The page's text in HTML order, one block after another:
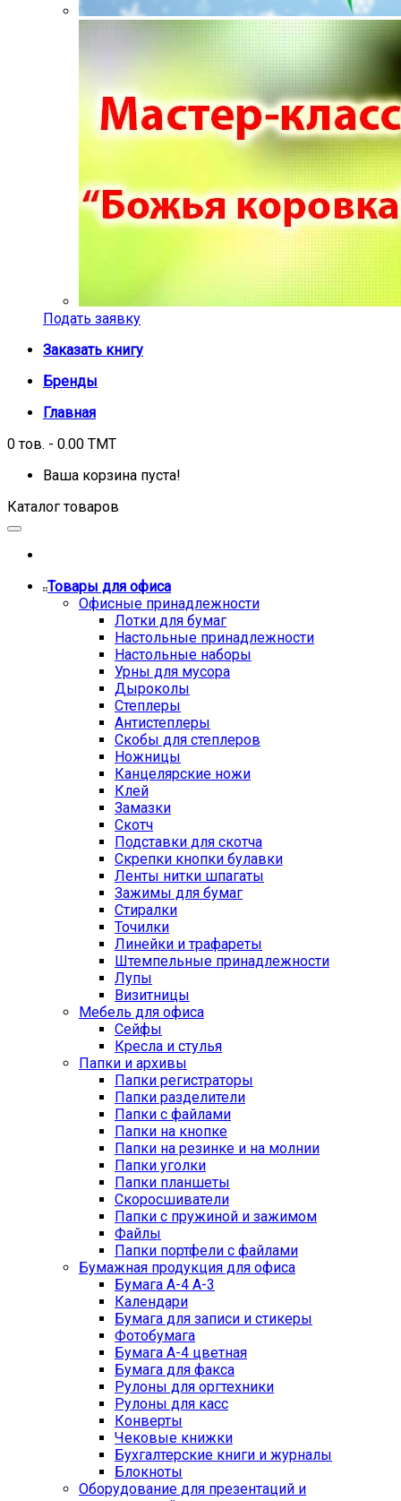
Подать заявку
Заказать книгу
Бренды
Главная
0 тов. - 0.00 TMT
Ваша корзина пуста!
Каталог товаров
Товары для офиса
Офисные принадлежности
Лотки для бумаг
Настольные принадлежности
Настольные наборы
Урны для мусора
Дыроколы
Степлеры
Антистеплеры
Скобы для степлеров
Ножницы
Канцелярские ножи
Клей
Замазки
Скотч
Подставки для скотча
Скрепки кнопки булавки
Ленты нитки шпагаты
Зажимы для бумаг
Стиралки
Точилки
Линейки и трафареты
Штемпельные принадлежности
Лупы
Визитницы
Мебель для офиса
Сейфы
Кресла и стулья
Папки и архивы
Папки регистраторы
Папки разделители
Папки с файлами
Папки на кнопке
Папки на резинке и на молнии
Папки уголки
Папки планшеты
Скоросшиватели
Папки с пружиной и зажимом
Файлы
Папки портфели с файлами
Бумажная продукция для офиса
Бумага А-4 А-3
Календари
Бумага для записи и стикеры
Фотобумага
Бумага А-4 цветная
Бумага для факса
Рулоны для оргтехники
Рулоны для касс
Конверты
Чековые книжки
Бухгалтерские книги и журналы
Блокноты
Оборудование для презентаций и